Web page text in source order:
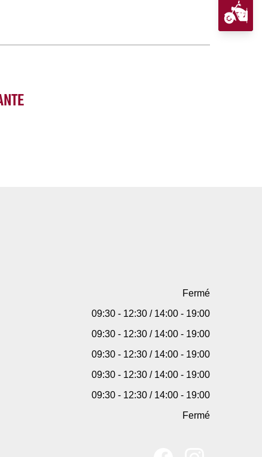
Fermé
09:30 - 12:30 / 14:00 - 19:00
09:30 - 12:30 / 14:00 - 19:00
09:30 - 12:30 / 14:00 - 19:00
09:30 - 12:30 / 14:00 - 19:00
09:30 - 12:30 / 14:00 - 19:00
Fermé